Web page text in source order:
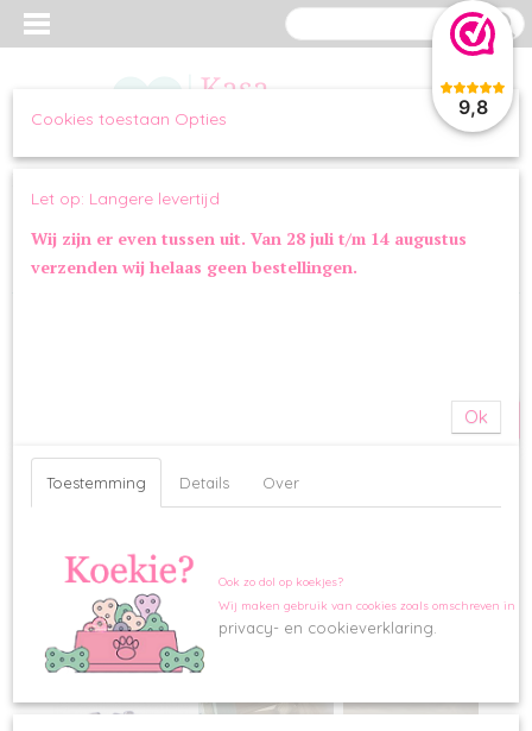
9,8
Inloggen
Home>WANDELEN>HALSBANDEN>Halsband Pacha White
Cookies toestaan Opties
Let op: Langere levertijd
Wij zijn er even tussen uit. Van 28 juli t/m 14 augustus
verzenden wij helaas geen bestellingen.
Ok
Toestemming Details Over
Ook zo dol op koekjes?
Wij maken gebruik van cookies zoals omschreven in
privacy- en cookieverklaring.